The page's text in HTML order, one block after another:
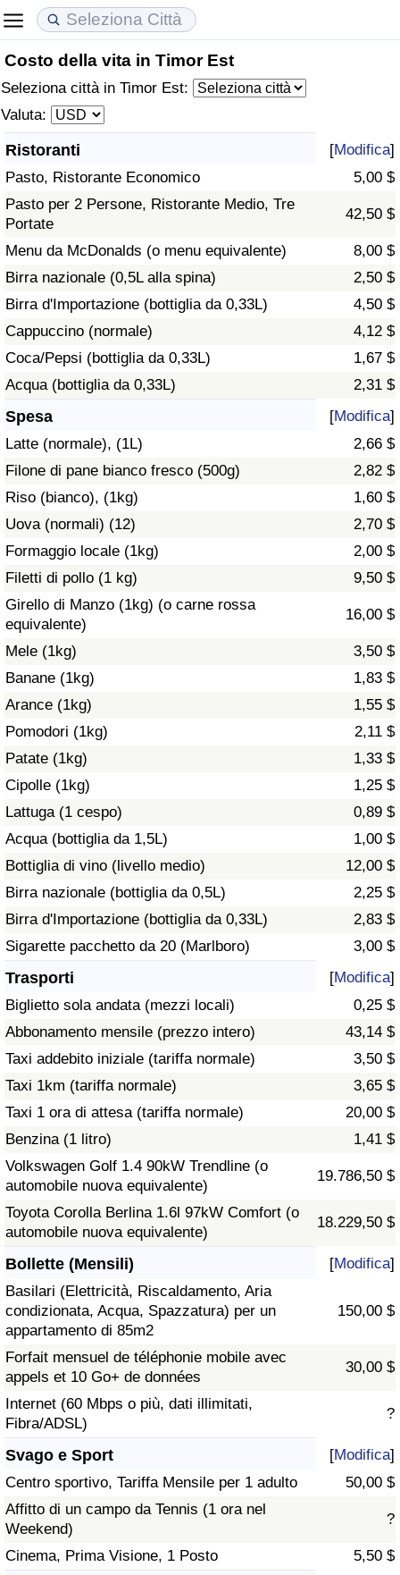
Costo della vita in Timor Est
Seleziona città in Timor Est:
Valuta:
Ristoranti [Modifica]
Pasto, Ristorante Economico
5,00 $
Pasto per 2 Persone, Ristorante Medio, Tre
Portate
42,50 $
Menu da McDonalds (o menu equivalente)
8,00 $
Birra nazionale (0,5L alla spina)
2,50 $
Birra d'Importazione (bottiglia da 0,33L)
4,50 $
Cappuccino (normale)
4,12 $
Coca/Pepsi (bottiglia da 0,33L)
1,67 $
Acqua (bottiglia da 0,33L)
2,31 $
Spesa [Modifica]
Latte (normale), (1L)
2,66 $
Filone di pane bianco fresco (500g)
2,82 $
Riso (bianco), (1kg)
1,60 $
Uova (normali) (12)
2,70 $
Formaggio locale (1kg)
2,00 $
Filetti di pollo (1 kg)
9,50 $
Girello di Manzo (1kg) (o carne rossa
equivalente)
16,00 $
Mele (1kg)
3,50 $
Banane (1kg)
1,83 $
Arance (1kg)
1,55 $
Pomodori (1kg)
2,11 $
Patate (1kg)
1,33 $
Cipolle (1kg)
1,25 $
Lattuga (1 cespo)
0,89 $
Acqua (bottiglia da 1,5L)
1,00 $
Bottiglia di vino (livello medio)
12,00 $
Birra nazionale (bottiglia da 0,5L)
2,25 $
Birra d'Importazione (bottiglia da 0,33L)
2,83 $
Sigarette pacchetto da 20 (Marlboro)
3,00 $
Trasporti [Modifica]
Biglietto sola andata (mezzi locali)
0,25 $
Abbonamento mensile (prezzo intero)
43,14 $
Taxi addebito iniziale (tariffa normale)
3,50 $
Taxi 1km (tariffa normale)
3,65 $
Taxi 1 ora di attesa (tariffa normale)
20,00 $
Benzina (1 litro)
1,41 $
Volkswagen Golf 1.4 90kW Trendline (o
automobile nuova equivalente)
19.786,50 $
Toyota Corolla Berlina 1.6l 97kW Comfort (o
automobile nuova equivalente)
18.229,50 $
Bollette (Mensili) [Modifica]
Basilari (Elettricità, Riscaldamento, Aria
condizionata, Acqua, Spazzatura) per un
appartamento di 85m2
150,00 $
Forfait mensuel de téléphonie mobile avec
appels et 10 Go+ de données
30,00 $
Internet (60 Mbps o più, dati illimitati,
Fibra/ADSL)
?
Svago e Sport [Modifica]
Centro sportivo, Tariffa Mensile per 1 adulto
50,00 $
Affitto di un campo da Tennis (1 ora nel
Weekend)
?
Cinema, Prima Visione, 1 Posto 5,50 $
Costo della vita
Indice Del Costo Della Vita (corrente)
Indice Del Costo Della Vita
Indice del Costo della Vita per Nazione
ad Aqaba
Prezzi degli immobili
Indice del Prezzo delle Case (Corrente)
Indice del Prezzo delle Case
Indice del Prezzo delle Case per Nazione
Qualità della Vita
Indice della Qualità della Vita
Indice della Qualità della Vita (Corrente)
Indice della qualità della vita per Paese
Criminalità
Indice del Tasso di Criminalità (Corrente)
Indice della Criminalità
Indice di criminalità per paese
Indice dell’Assistenza Sanitaria (Corrente)
Indice dell’Assistenza Sanitaria
Indice dell’Assistenza Sanitaria per
Nazione
Inquinamento
Indice dell’Inquinamento (Corrente)
Indice di inquinamento
Indice dell’Inquinamento per Nazione
Traffico
Indice del Traffico
Indice del traffico (Corrente)
Indice del traffico per Nazione